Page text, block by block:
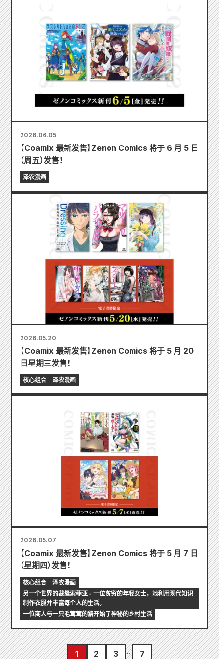
2026.06.05
【Coamix 最新发售】Zenon Comics 将于 6 月 5 日
（周五）发售！
泽农漫画
2026.05.20
【Coamix 最新发售】Zenon Comics 将于 5 月 20
日星期三发售！
核心组合 泽农漫画
2026.05.07
【Coamix 最新发售】Zenon Comics 将于 5 月 7 日
（星期四）发售！
核心组合
泽农漫画
另一个世界的裁缝索菲亚 - 一位贫穷的年轻女士，她利用现代知识
制作衣服并丰富每个人的生活。
一位商人与一只毛茸茸的貉开始了神秘的乡村生活
1 2 3 7